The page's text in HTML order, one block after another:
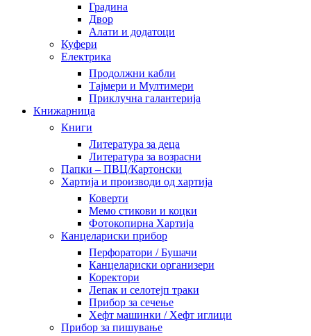
Градина
Двор
Алати и додатоци
Куфери
Електрика
Продолжни кабли
Тајмери и Мултимери
Приклучна галантерија
Книжарница
Книги
Литература за деца
Литература за возрасни
Папки – ПВЦ/Картонски
Хартија и производи од хартија
Коверти
Мемо стикови и коцки
Фотокопирна Хартија
Канцелариски прибор
Перфоратори / Бушачи
Канцелариски организери
Коректори
Лепак и селотејп траки
Прибор за сечење
Хефт машинки / Хефт иглици
Прибор за пишување